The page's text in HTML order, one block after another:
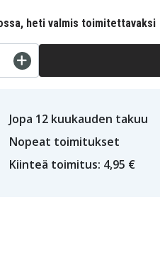
heti valmis toimitettavaksi
Jopa 12 kuukauden takuu
Nopeat toimitukset
Kiinteä toimitus: 4,95 €